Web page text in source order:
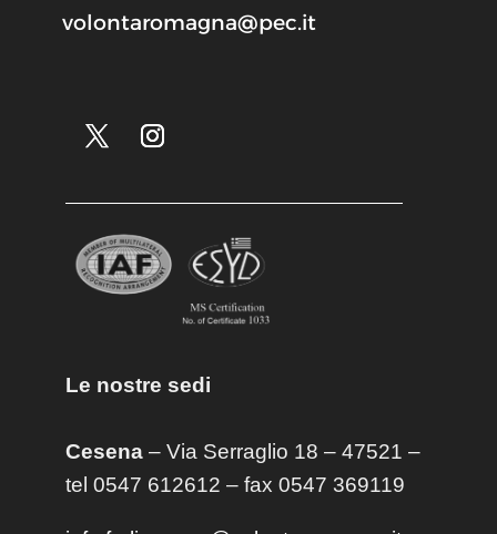
volontaromagna@pec.it
Le nostre sedi
Cesena– Via Serraglio 18 – 47521 –
tel 0547 612612 – fax 0547 369119